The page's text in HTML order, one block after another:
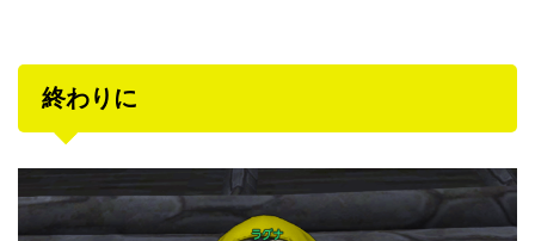
終わりに